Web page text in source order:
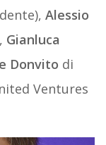
Alessio
Gianluca
Donvito di
Ventures